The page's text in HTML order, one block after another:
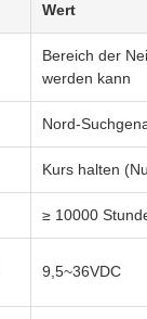
Wert
Bereich der
werden kann
Nord-
Kurs halten
≥ 10000
9,5~36VDC